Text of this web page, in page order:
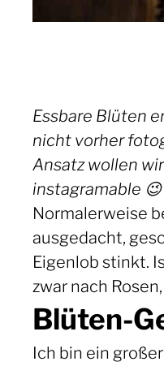
Essbare Blüten
nicht vorher
Ansatz wollen
instagramable 😉
Normalerweise
ausgedacht,
Eigenlob stinkt.
zwar nach
Blüten-
Ich bin ein